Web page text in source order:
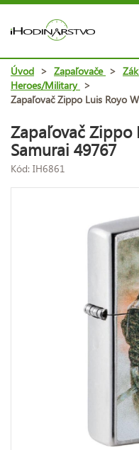
Úvod > Zapaľovače >
Heroes/Military >
Zapaľovač Zippo Luis Royo
Zapaľovač Zippo
Samurai 49767
Kód: IH6861